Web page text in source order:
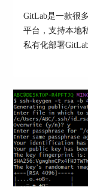
二、如何重置
除了邮件重置
的方法进行重
1、管理员强制
GitLab是一款很
平台，支持本地
私有化部署
目仓库的评论需
法。本文将为大
如何删除目录的